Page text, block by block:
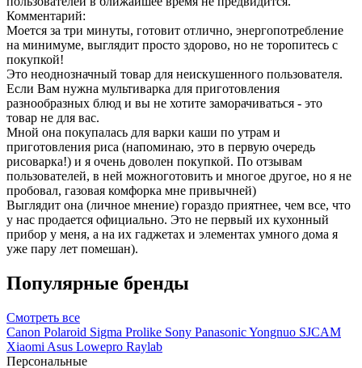
Комментарий:
Моется за три минуты, готовит отлично, энергопотребление
на минимуме, выглядит просто здорово, но не торопитесь с
покупкой!
Это неоднозначный товар для неискушенного пользователя.
Если Вам нужна мультиварка для приготовления
разнообразных блюд и вы не хотите заморачиваться - это
товар не для вас.
Мной она покупалась для варки каши по утрам и
приготовления риса (напоминаю, это в первую очередь
рисоварка!) и я очень доволен покупкой. По отзывам
пользователей, в ней можноготовить и многое другое, но я не
пробовал, газовая комфорка мне привычней)
Выглядит она (личное мнение) гораздо приятнее, чем все, что
у нас продается официально. Это не первый их кухонный
прибор у меня, а на их гаджетах и элементах умного дома я
уже пару лет помешан).
Популярные бренды
Смотреть все
Canon Polaroid Sigma Prolike Sony PanasonicYongnuo SJCAM
Xiaomi Asus Lowepro Raylab
Персональные